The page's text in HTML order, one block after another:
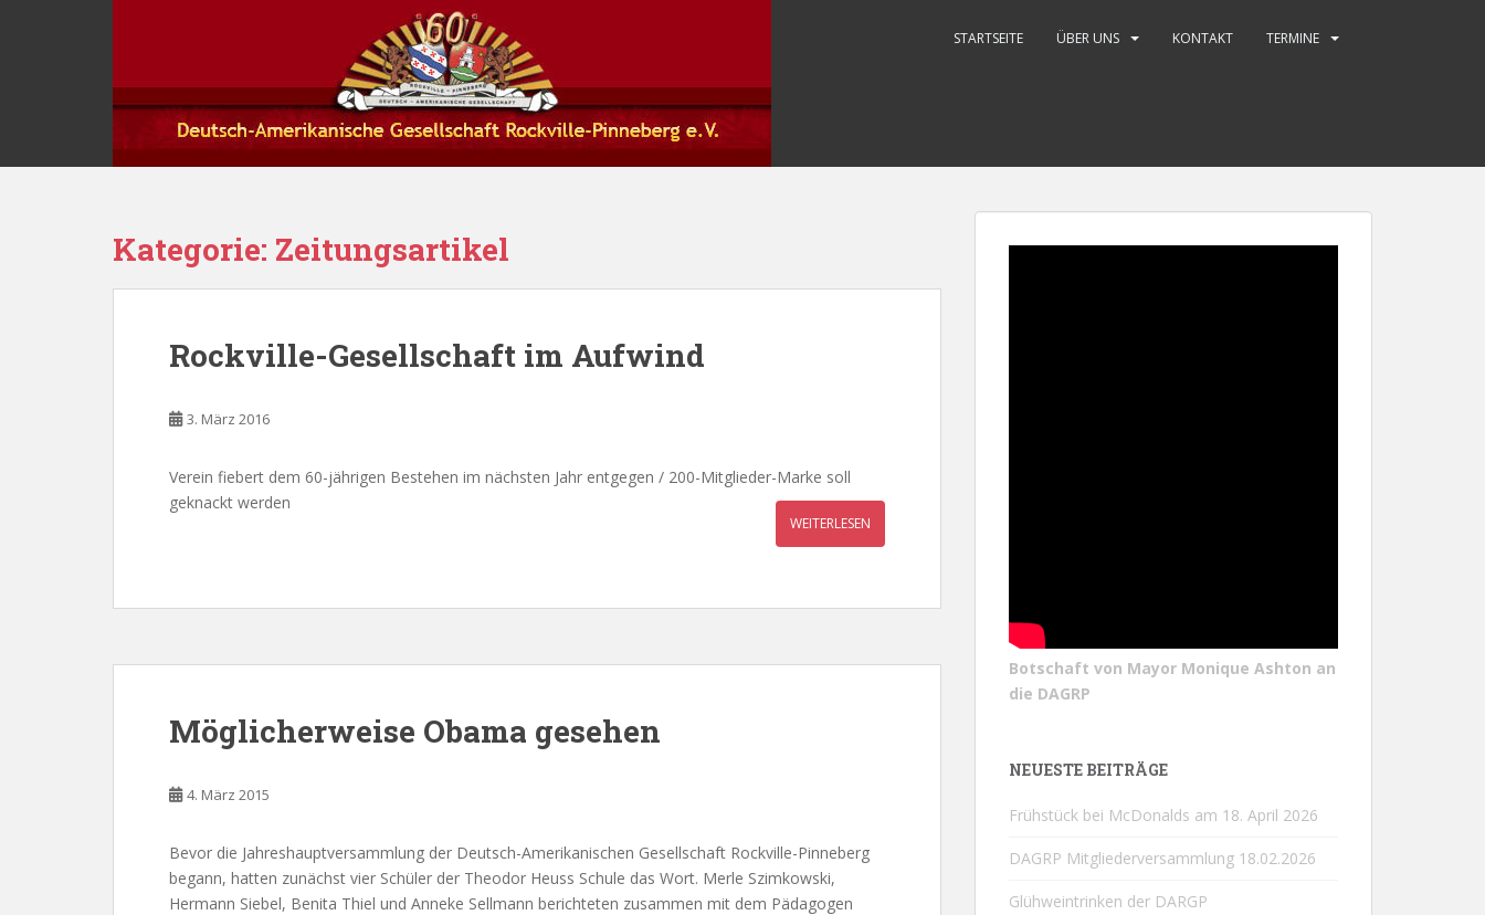
m
STARTSEITE ÜBER UNS KONTAKT TERMINE
Kategorie: Zeitungsartikel
Rockville-Gesellschaft im Aufwind
3. März 2016
Verein fiebert dem 60-jährigen Bestehen im nächsten Jahr entgegen / 200-Mitglieder-Marke soll
geknackt werden
WEITERLESEN
Möglicherweise Obama gesehen
4. März 2015
Bevor die Jahreshauptversammlung der Deutsch-Amerikanischen Gesellschaft Rockville-Pinneberg
begann, hatten zunächst vier Schüler der Theodor Heuss Schule das Wort. Merle Szimkowski,
Hermann Siebel, Benita Thiel und Anneke Sellmann berichteten zusammen mit dem Pädagogen
Botschaft von Mayor Monique Ashton an
die DAGRP
NEUESTE BEITRÄGE
Frühstück bei McDonalds am 18. April 2026
DAGRP Mitgliederversammlung 18.02.2026
Glühweintrinken der DARGP